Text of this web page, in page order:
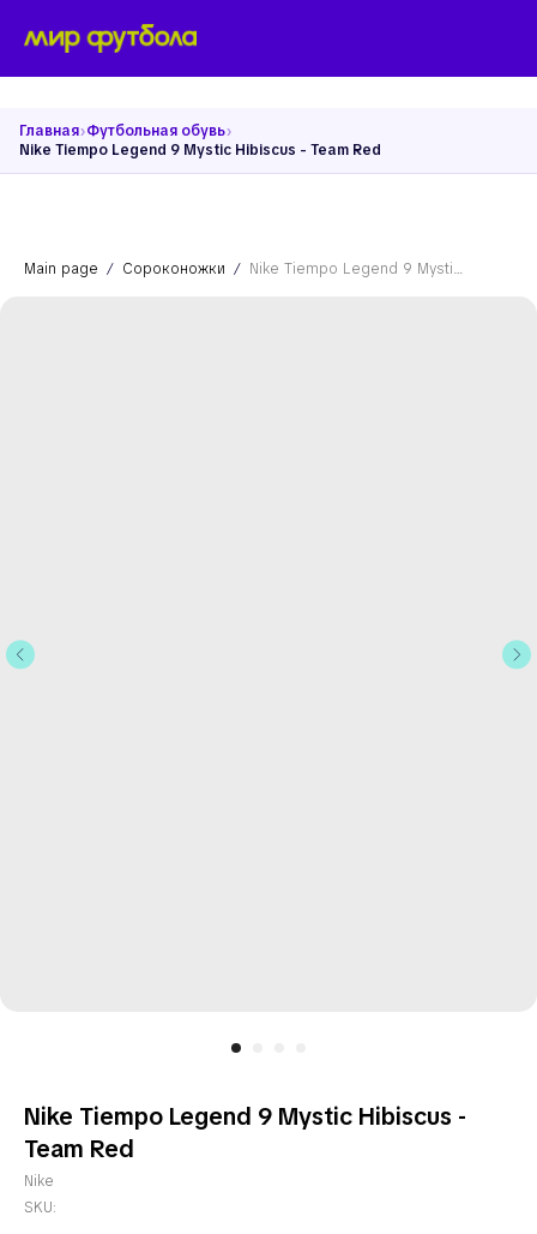
Главная›Футбольная обувь›
Nike Tiempo Legend 9 Mystic Hibiscus - Team Red
Main page Сороконожки Nike Tiempo Legend 9 Mystic Hibiscus - Team Red
Nike Tiempo Legend 9 Mystic Hibiscus -
Team Red
Nike
SKU: